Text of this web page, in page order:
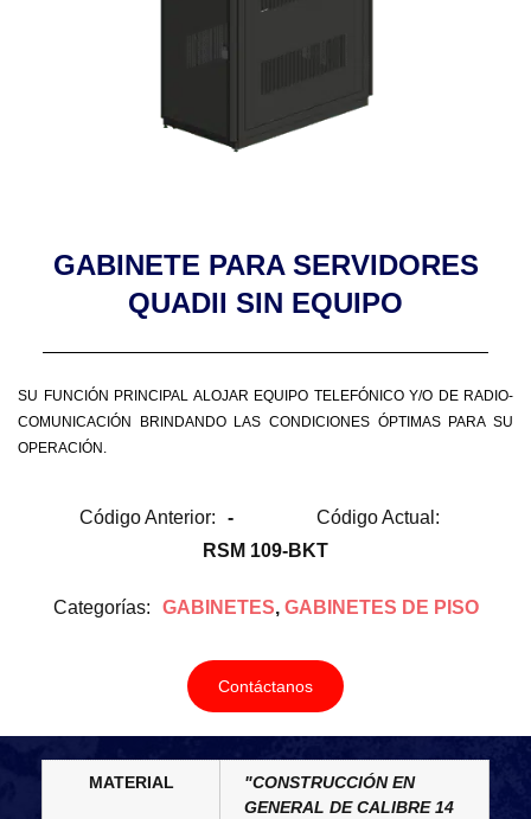
GABINETE PARA SERVIDORES
QUADII SIN EQUIPO
SU FUNCIÓN PRINCIPAL ALOJAR EQUIPO TELEFÓNICO Y/O DE RADIO-
COMUNICACIÓN BRINDANDO LAS CONDICIONES ÓPTIMAS PARA SU
OPERACIÓN.
Código Anterior: -
Código Actual:
RSM 109-BKT
Categorías: GABINETES, GABINETES DE PISO
Contáctanos
MATERIAL
"CONSTRUCCIÓN EN
GENERAL DE CALIBRE 14